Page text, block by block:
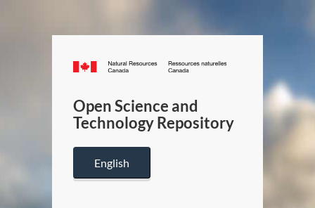
Canada.ca
/
Canada
Open Science and
Technology Repository
English